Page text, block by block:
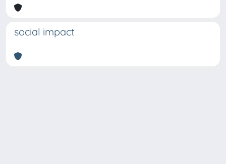
social impact